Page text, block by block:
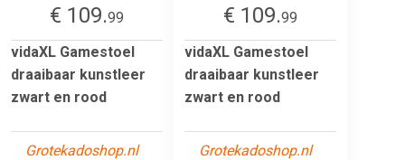
€ 109.99
vidaXL Gamestoel
draaibaar kunstleer
zwart en rood
Grotekadoshop.nl
€ 109.99
vidaXL Gamestoel
draaibaar kunstleer
zwart en rood
Grotekadoshop.nl